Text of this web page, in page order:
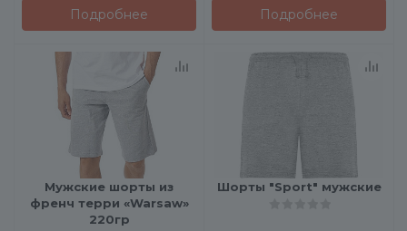
Подробнее Подробнее
Мужские шорты из
френч терри «Warsaw»
220гр
Шорты "Sport" мужские